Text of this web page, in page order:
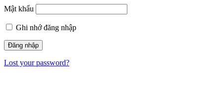
Mật khẩu
Ghi nhớ đăng nhập
Lost your password?